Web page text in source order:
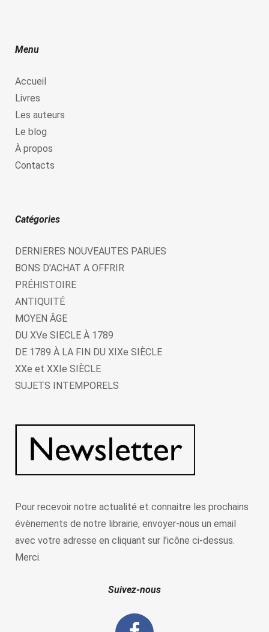
Menu
Accueil
Livres
Les auteurs
Le blog
À propos
Contacts
Catégories
DERNIERES NOUVEAUTES PARUES
BONS D'ACHAT A OFFRIR
PRÉHISTOIRE
ANTIQUITÉ
MOYEN ÂGE
DU XVe SIECLE À 1789
DE 1789 À LA FIN DU XIXe SIÈCLE
XXe et XXIe SIÈCLE
SUJETS INTEMPORELS
Pour recevoir notre actualité et connaitre les prochains
évènements de notre librairie, envoyer-nous un email
avec votre adresse en cliquant sur l’icône ci-dessus.
Merci.
Suivez-nous